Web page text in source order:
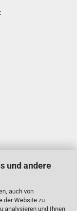
und andere
auch von
der Website zu
analysieren und Ihnen